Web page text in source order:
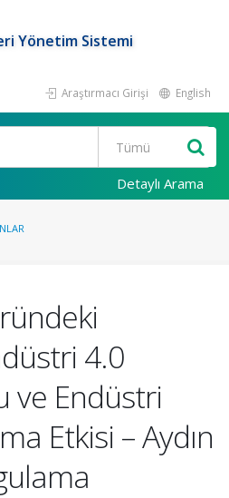
Yönetim Sistemi
Araştırmacı Girişi English
Detaylı Arama
4.0
ve Endüstri
Etkisi – Aydın